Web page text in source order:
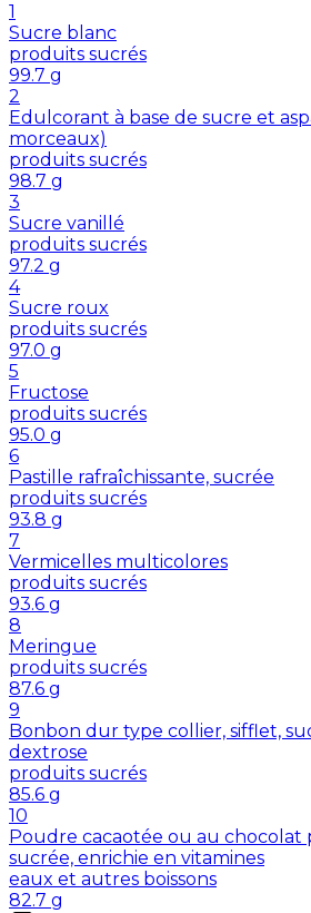
1
Sucre blanc
produits sucrés
99.7 g
2
Edulcorant à base de sucre et
morceaux)
produits sucrés
98.7 g
3
Sucre vanillé
produits sucrés
97.2 g
4
Sucre roux
produits sucrés
97.0 g
5
Fructose
produits sucrés
95.0 g
6
Pastille rafraîchissante, sucrée
produits sucrés
93.8 g
7
Vermicelles multicolores
produits sucrés
93.6 g
8
Meringue
produits sucrés
87.6 g
9
Bonbon dur type collier, sifflet,
dextrose
produits sucrés
85.6 g
10
Poudre cacaotée ou au chocolat
sucrée, enrichie en vitamines
eaux et autres boissons
82.7 g